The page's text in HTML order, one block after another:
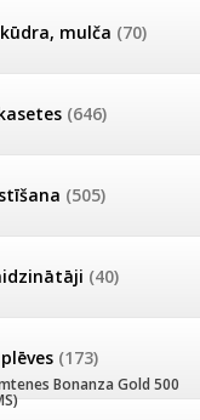
mulča (70)
(646)
(505)
(40)
(173)
noteikšana
uz
Oranžs
251-999
Viengadīgās puķes
Bonanza Gold 500